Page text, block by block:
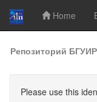
Skip
navigation
Home
Репозиторий БГУИР
Please use this